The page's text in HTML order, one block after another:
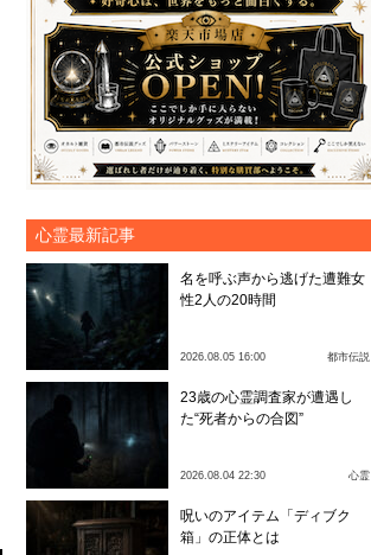
心霊最新記事
名を呼ぶ声から逃げた遭難女
性2人の20時間
2026.08.05 16:00 都市伝説
23歳の心霊調査家が遭遇し
た“死者からの合図”
2026.08.04 22:30 心霊
呪いのアイテム「ディブク
箱」の正体とは